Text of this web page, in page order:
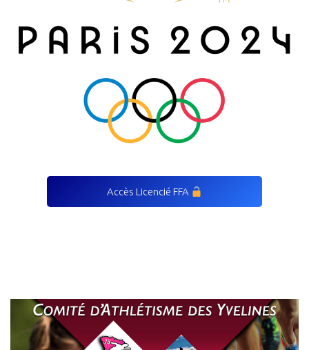
Accès Licencié FFA